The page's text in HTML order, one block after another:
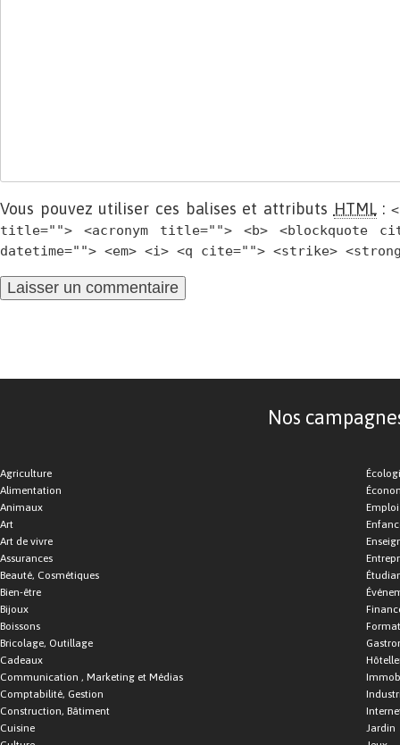
Vous pouvez utiliser ces balises et attributs HTML:
title=""> <acronym title=""> <b> <blockquote
datetime=""> <em> <i> <q cite=""> <strike>
Nos
Agriculture
Alimentation
Animaux
Art
Art de vivre
Assurances
Beauté, Cosmétiques
Bien-être
Bijoux
Boissons
Bricolage, Outillage
Cadeaux
Communication , Marketing et Médias
Comptabilité, Gestion
Construction, Bâtiment
Cuisine
Emploi
Jardin